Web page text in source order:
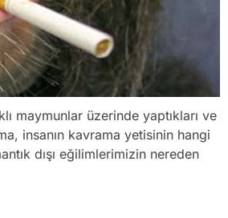
maymunlar üzerinde yaptıkları ve
insanın kavrama yetisinin hangi
dışı eğilimlerimizin nereden